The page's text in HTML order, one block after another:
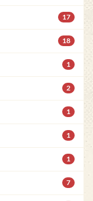
17
18
1
2
1
1
1
7